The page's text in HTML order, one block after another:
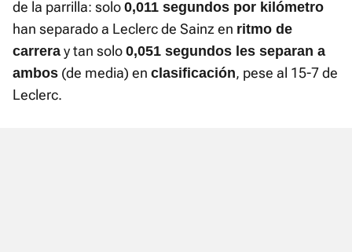
de la parrilla: solo 0,011 segundos por kilómetro
han separado a Leclerc de Sainz en ritmo de
carrera y tan solo 0,051 segundos les separan a
ambos (de media) en clasificación, pese al 15-7 de
Leclerc.